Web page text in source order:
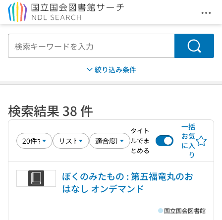
メ
検索
絞り込み条件
検索結果 38 件
タイト
ルでま
とめる
一括
お気
に入
り
ぼくのみたもの : 第五福竜丸のお
はなし オンデマンド
国立国会図書館